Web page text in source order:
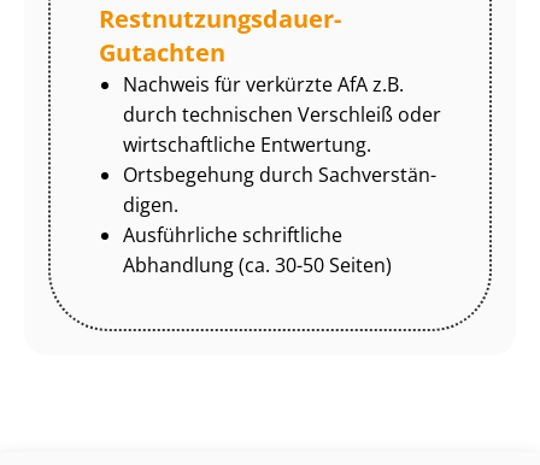
Rest­nut­zungs­dau­er-
Gutachten
Nachweis für verkürzte AfA z.B.
durch technischen Verschleiß oder
wirtschaftliche Entwertung.
Ortsbegehung durch Sach­ver­stän­
di­gen.
Ausführliche schriftliche
Abhandlung (ca. 30-50 Seiten)